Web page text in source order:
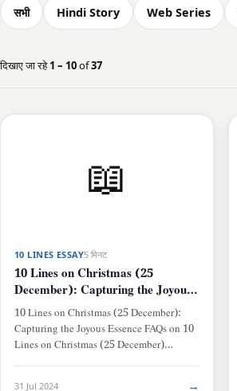
सभी Hindi Story Web Series
दिखाए जा रहे1 – 10of37
📖
10 LINES ESSAY5 मिनट
10 Lines on Christmas (25
December): Capturing the Joyous
Essence
10 Lines on Christmas (25 December):
Capturing the Joyous Essence FAQs on 10
Lines on Christmas (25 December)…
31 Jul 2024 →